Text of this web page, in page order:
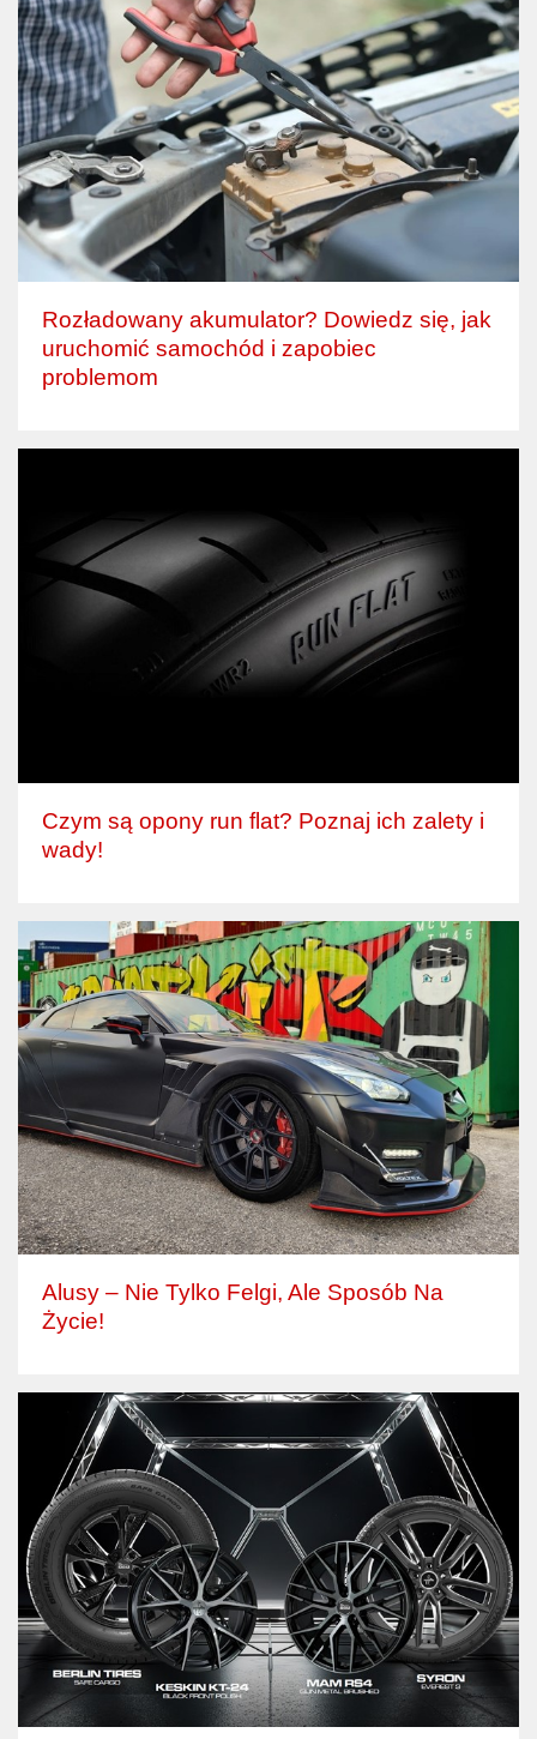
Rozładowany akumulator? Dowiedz się, jak
uruchomić samochód i zapobiec
problemom
Czym są opony run flat? Poznaj ich zalety i
wady!
Alusy – Nie Tylko Felgi, Ale Sposób Na
Życie!